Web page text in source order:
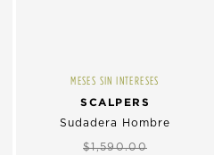
MESES SIN INTERESES
SCALPERS
Sudadera Hombre
$1,590.00